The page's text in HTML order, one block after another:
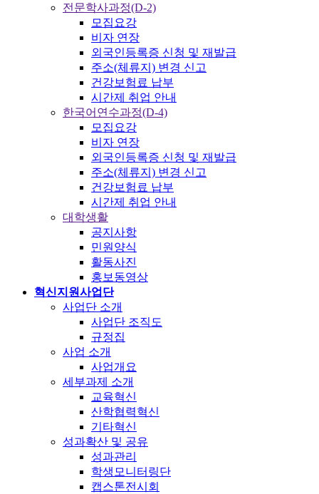
전문학사과정(D-2)
모집요강
비자 연장
외국인등록증 신청 및 재발급
주소(체류지) 변경 신고
건강보험료 납부
시간제 취업 안내
한국어연수과정(D-4)
모집요강
비자 연장
외국인등록증 신청 및 재발급
주소(체류지) 변경 신고
건강보험료 납부
시간제 취업 안내
대학생활
공지사항
민원양식
활동사진
홍보동영상
혁신지원사업단
사업단 소개
사업단 조직도
규정집
사업 소개
사업개요
세부과제 소개
교육혁신
산학협력혁신
기타혁신
성과확산 및 공유
성과관리
학생모니터링단
캡스톤전시회